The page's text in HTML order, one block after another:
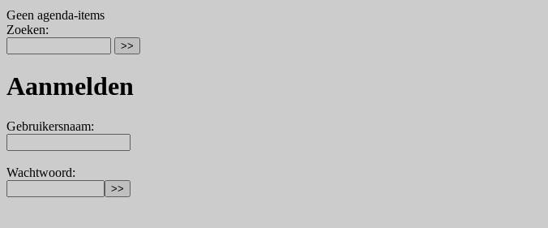
Geen agenda-items
Zoeken:
Aanmelden
Gebruikersnaam:
Wachtwoord: